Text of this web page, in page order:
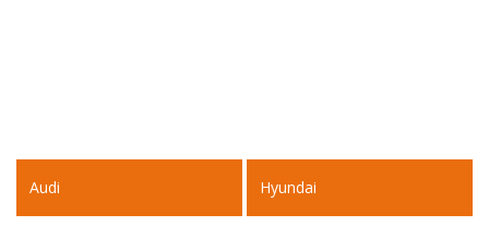
Audi Hyundai